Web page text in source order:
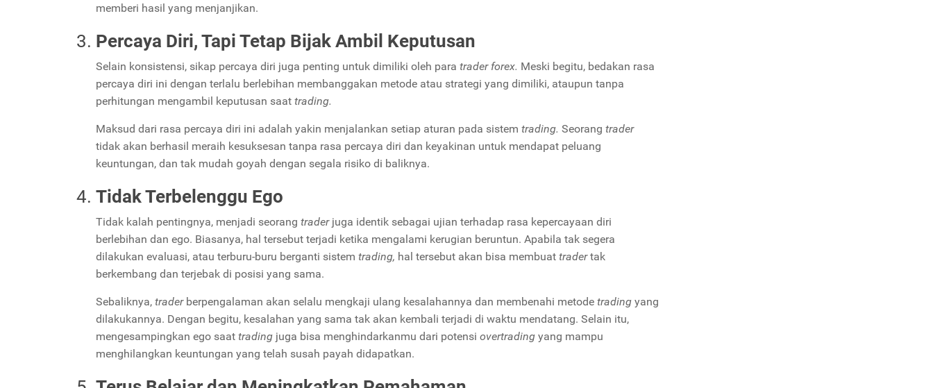
memberi hasil yang menjanjikan.
Percaya Diri, Tapi Tetap Bijak Ambil Keputusan
Selain konsistensi, sikap percaya diri juga penting untuk dimiliki oleh para trader forex. Meski begitu, bedakan rasa
percaya diri ini dengan terlalu berlebihan membanggakan metode atau strategi yang dimiliki, ataupun tanpa
perhitungan mengambil keputusan saat trading.
Maksud dari rasa percaya diri ini adalah yakin menjalankan setiap aturan pada sistem trading. Seorang trader
tidak akan berhasil meraih kesuksesan tanpa rasa percaya diri dan keyakinan untuk mendapat peluang
keuntungan, dan tak mudah goyah dengan segala risiko di baliknya.
Tidak Terbelenggu Ego
Tidak kalah pentingnya, menjadi seorang trader juga identik sebagai ujian terhadap rasa kepercayaan diri
berlebihan dan ego. Biasanya, hal tersebut terjadi ketika mengalami kerugian beruntun. Apabila tak segera
dilakukan evaluasi, atau terburu-buru berganti sistem trading, hal tersebut akan bisa membuat tradertak
berkembang dan terjebak di posisi yang sama.
Sebaliknya, trader berpengalaman akan selalu mengkaji ulang kesalahannya dan membenahi metode trading yang
dilakukannya. Dengan begitu, kesalahan yang sama tak akan kembali terjadi di waktu mendatang. Selain itu,
mengesampingkan ego saat trading juga bisa menghindarkanmu dari potensi overtrading yang mampu
menghilangkan keuntungan yang telah susah payah didapatkan.